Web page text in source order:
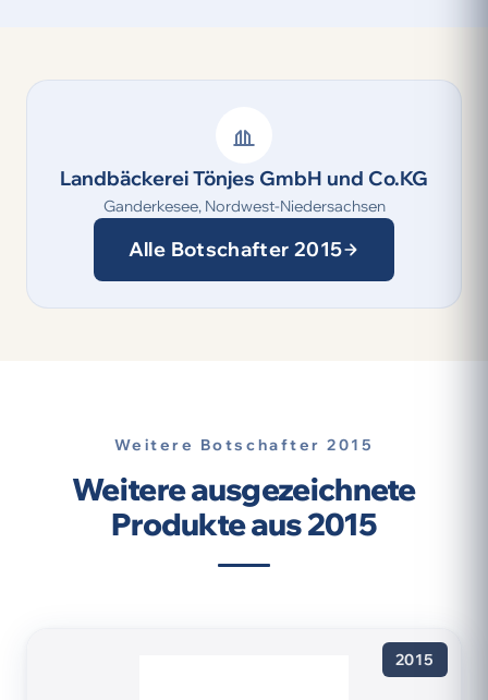
Landbäckerei Tönjes GmbH und Co.KG
Ganderkesee, Nordwest-Niedersachsen
Alle Botschafter 2015
Weitere Botschafter 2015
Weitere ausgezeichnete
Produkte aus 2015
2015